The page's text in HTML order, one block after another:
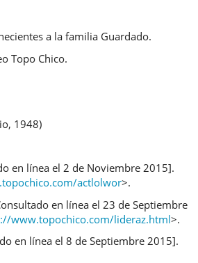
a la familia Guardado.
Topo Chico.
1948)
en línea el 2 de Noviembre 2015].
actlolwor>.
en línea el 23 de Septiembre
www.topochico.com/lideraz.html>.
en línea el 8 de Septiembre 2015].